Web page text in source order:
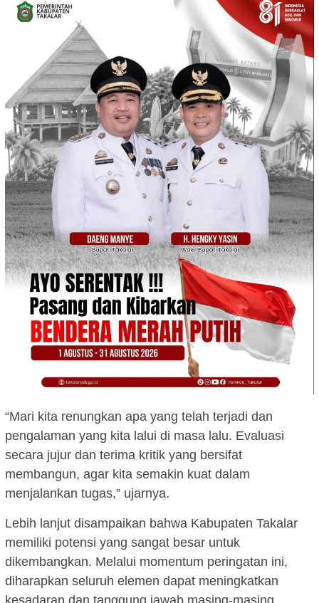
“Mari kita renungkan apa yang telah terjadi dan
pengalaman yang kita lalui di masa lalu. Evaluasi
secara jujur dan terima kritik yang bersifat
membangun, agar kita semakin kuat dalam
menjalankan tugas,” ujarnya.
Lebih lanjut disampaikan bahwa Kabupaten Takalar
memiliki potensi yang sangat besar untuk
dikembangkan. Melalui momentum peringatan ini,
diharapkan seluruh elemen dapat meningkatkan
kesadaran dan tanggung jawab masing-masing.